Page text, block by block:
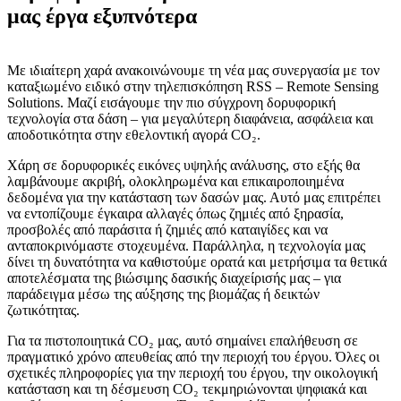
μας έργα εξυπνότερα
Με ιδιαίτερη χαρά ανακοινώνουμε τη νέα μας συνεργασία με τον
καταξιωμένο ειδικό στην τηλεπισκόπηση RSS – Remote Sensing
Solutions. Μαζί εισάγουμε την πιο σύγχρονη δορυφορική
τεχνολογία στα δάση – για μεγαλύτερη διαφάνεια, ασφάλεια και
αποδοτικότητα στην εθελοντική αγορά CO₂.
Χάρη σε δορυφορικές εικόνες υψηλής ανάλυσης, στο εξής θα
λαμβάνουμε ακριβή, ολοκληρωμένα και επικαιροποιημένα
δεδομένα για την κατάσταση των δασών μας. Αυτό μας επιτρέπει
να εντοπίζουμε έγκαιρα αλλαγές όπως ζημιές από ξηρασία,
προσβολές από παράσιτα ή ζημιές από καταιγίδες και να
ανταποκρινόμαστε στοχευμένα. Παράλληλα, η τεχνολογία μας
δίνει τη δυνατότητα να καθιστούμε ορατά και μετρήσιμα τα θετικά
αποτελέσματα της βιώσιμης δασικής διαχείρισής μας – για
παράδειγμα μέσω της αύξησης της βιομάζας ή δεικτών
ζωτικότητας.
Για τα πιστοποιητικά CO₂ μας, αυτό σημαίνει επαλήθευση σε
πραγματικό χρόνο απευθείας από την περιοχή του έργου. Όλες οι
σχετικές πληροφορίες για την περιοχή του έργου, την οικολογική
κατάσταση και τη δέσμευση CO₂ τεκμηριώνονται ψηφιακά και